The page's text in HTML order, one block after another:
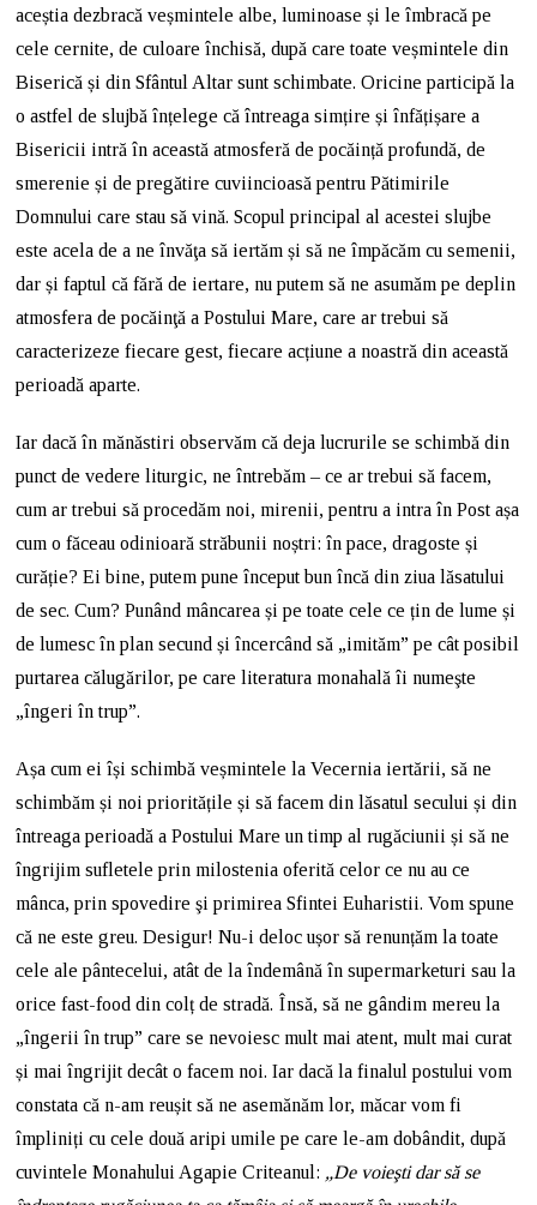
aceștia dezbracă veșmintele albe, luminoase și le îmbracă pe
cele cernite, de culoare închisă, după care toate veșmintele din
Biserică și din Sfântul Altar sunt schimbate. Oricine participă la
o astfel de slujbă înțelege că întreaga simțire și înfățișare a
Bisericii intră în această atmosferă de pocăință profundă, de
smerenie și de pregătire cuviincioasă pentru Pătimirile
Domnului care stau să vină. Scopul principal al acestei slujbe
este acela de a ne învăţa să iertăm și să ne împăcăm cu semenii,
dar și faptul că fără de iertare, nu putem să ne asumăm pe deplin
atmosfera de pocăinţă a Postului Mare, care ar trebui să
caracterizeze fiecare gest, fiecare acțiune a noastră din această
perioadă aparte.
Iar dacă în mănăstiri observăm că deja lucrurile se schimbă din
punct de vedere liturgic, ne întrebăm – ce ar trebui să facem,
cum ar trebui să procedăm noi, mirenii, pentru a intra în Post așa
cum o făceau odinioară străbunii noștri: în pace, dragoste și
curăție? Ei bine, putem pune început bun încă din ziua lăsatului
de sec. Cum? Punând mâncarea și pe toate cele ce țin de lume și
de lumesc în plan secund și încercând să „imităm” pe cât posibil
purtarea călugărilor, pe care literatura monahală îi numeşte
„îngeri în trup”.
Așa cum ei își schimbă veșmintele la Vecernia iertării, să ne
schimbăm și noi prioritățile și să facem din lăsatul secului și din
întreaga perioadă a Postului Mare un timp al rugăciunii și să ne
îngrijim sufletele prin milostenia oferită celor ce nu au ce
mânca, prin spovedire şi primirea Sfintei Euharistii. Vom spune
că ne este greu. Desigur! Nu-i deloc ușor să renunțăm la toate
cele ale pântecelui, atât de la îndemână în supermarketuri sau la
orice fast-food din colț de stradă. Însă, să ne gândim mereu la
„îngerii în trup” care se nevoiesc mult mai atent, mult mai curat
și mai îngrijit decât o facem noi. Iar dacă la finalul postului vom
constata că n-am reușit să ne asemănăm lor, măcar vom fi
împliniți cu cele două aripi umile pe care le-am dobândit, după
cuvintele Monahului Agapie Criteanul: „De voieşti dar să se